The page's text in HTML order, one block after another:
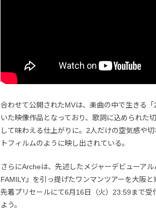
合わせて公開されたMVは、楽曲の中で生きる
いた映像作品となっており、歌詞に込められた
して味わえる仕上がりに。2人だけの空気感や
トフィルムのように映し出されている。
さらにArcheは、先述したメジャーデビューア
FAMILY』を引っ提げたワンマンツアーを大阪
先着プリセールにて6月16日（火）23:59まで受
よう。